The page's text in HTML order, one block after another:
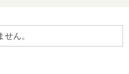
ん。